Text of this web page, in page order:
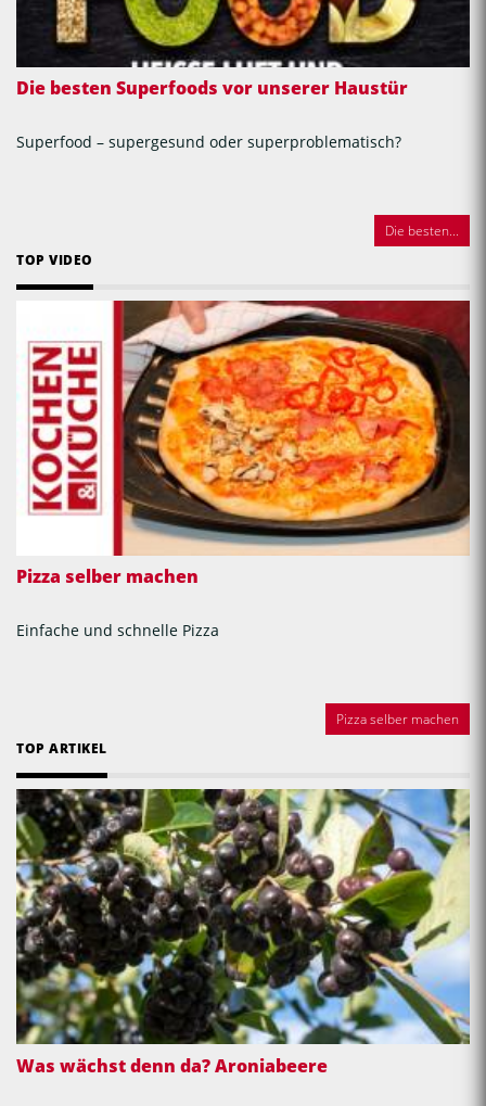
Die besten Superfoods vor unserer Haustür
Superfood – supergesund oder superproblematisch?
Die besten...
TOP VIDEO
Pizza selber machen
Einfache und schnelle Pizza
Pizza selber machen
TOP ARTIKEL
Was wächst denn da? Aroniabeere